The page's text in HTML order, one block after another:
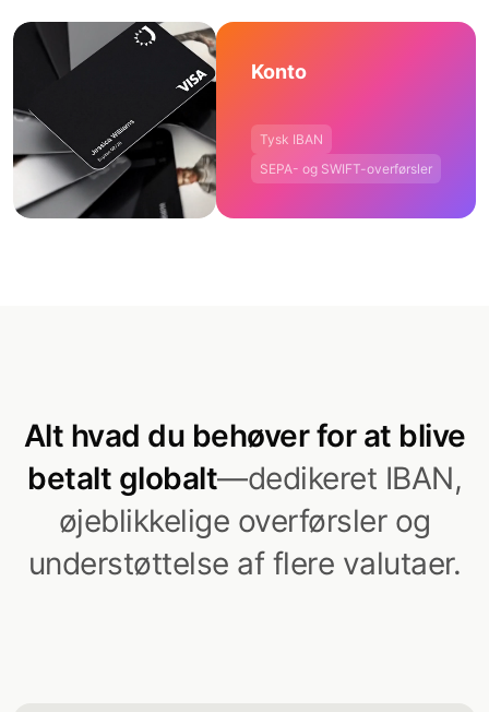
Konto
Tysk IBAN
SEPA- og SWIFT-overførsler
Alt hvad du behøver for at blive
betalt globalt—dedikeret IBAN,
øjeblikkelige overførsler og
understøttelse af flere valutaer.